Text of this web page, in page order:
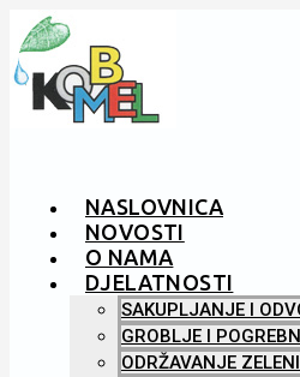
NASLOVNICA
NOVOSTI
O NAMA
DJELATNOSTI
SAKUPLJANJE I
GROBLJE I
ODRŽAVANJE